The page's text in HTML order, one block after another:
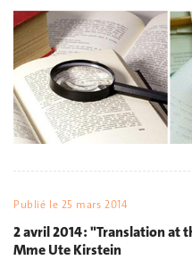
Publié le 25 mars 2014
2 avril 2014 : "Translation at
Mme Ute Kirstein